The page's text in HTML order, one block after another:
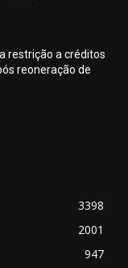
restrição a créditos
reoneração de
3398
2001
947